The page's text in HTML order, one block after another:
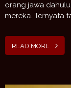
orang jawa
mereka. Ternyata
READ MORE